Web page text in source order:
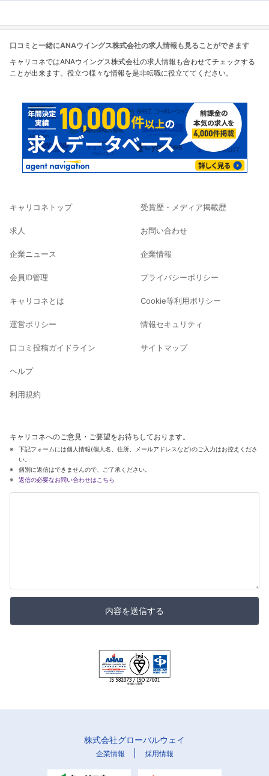
口コミと一緒にANAウイングス株式会社の求人情報も見ることができます
キャリコネではANAウイングス株式会社の求人情報も合わせてチェックする
ことが出来ます。役立つ様々な情報を是非転職に役立ててください。
キャリコネトップ
求人
企業ニュース
会員ID管理
キャリコネとは
運営ポリシー
口コミ投稿ガイドライン
ヘルプ
利用規約
受賞歴・メディア掲載歴
お問い合わせ
企業情報
プライバシーポリシー
Cookie等利用ポリシー
情報セキュリティ
サイトマップ
キャリコネへのご意見・ご要望をお待ちしております。
下記フォームには個人情報(個人名、住所、メールアドレスなど)のご入力はお控えくださ
い。
個別に返信はできませんので、ご了承ください。
返信の必要なお問い合わせはこちら
内容を送信する
株式会社グローバルウェイ
企業情報 採用情報